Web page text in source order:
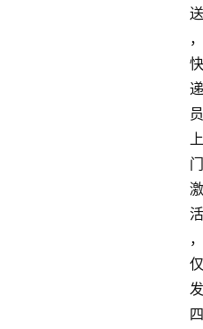
送
，
快
递
员
上
门
激
活
，
仅
发
四